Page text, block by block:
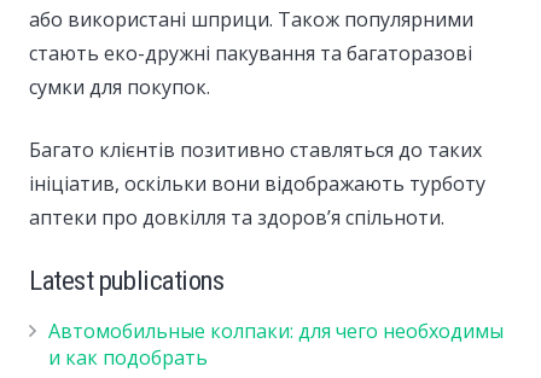
або використані шприци. Також популярними
стають еко-дружні пакування та багаторазові
сумки для покупок.
Багато клієнтів позитивно ставляться до таких
ініціатив, оскільки вони відображають турботу
аптеки про довкілля та здоров’я спільноти.
Latest publications
Автомобильные колпаки: для чего необходимы
и как подобрать